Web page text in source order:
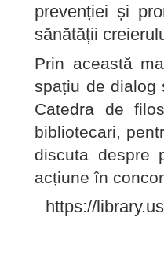
prevenției și
sănătății
Prin această
spațiu de dialog
Catedra de
bibliotecari,
discuta despre
acțiune în
https://